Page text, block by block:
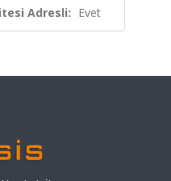
Adresli: Evet